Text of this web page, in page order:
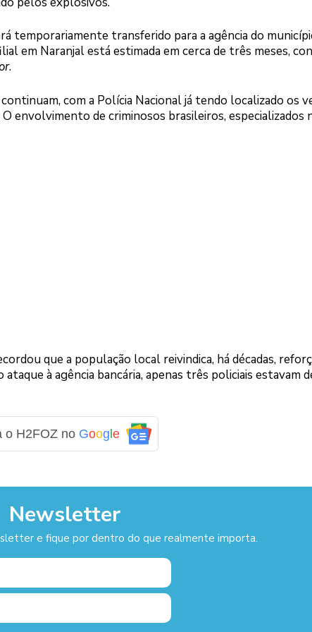
temporariamente transferido para a agência do
em Naranjal está estimada em cerca de três meses,
.
com a Polícia Nacional já tendo localizado os
envolvimento de criminosos brasileiros, especializados
que a população local reivindica, há décadas,
à agência bancária, apenas três policiais estavam
o H2FOZ no Goog le
Newsletter
e fique por dentro do que realmente importa.